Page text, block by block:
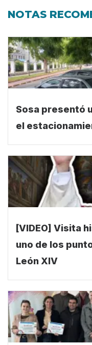
NOTAS
Sosa presentó
el
[VIDEO] Visita
uno de los
León XIV